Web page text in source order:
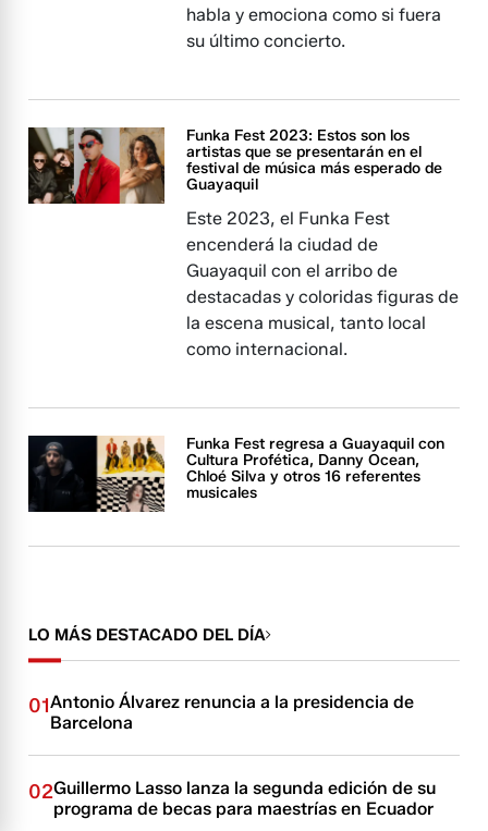
habla y emociona como si fuera
su último concierto.
Funka Fest 2023: Estos son los
artistas que se presentarán en el
festival de música más esperado de
Guayaquil
Este 2023, el Funka Fest
encenderá la ciudad de
Guayaquil con el arribo de
destacadas y coloridas figuras de
la escena musical, tanto local
como internacional.
Funka Fest regresa a Guayaquil con
Cultura Profética, Danny Ocean,
Chloé Silva y otros 16 referentes
musicales
LO MÁS DESTACADO DEL DÍA
01Antonio Álvarez renuncia a la presidencia de
Barcelona
02Guillermo Lasso lanza la segunda edición de su
programa de becas para maestrías en Ecuador